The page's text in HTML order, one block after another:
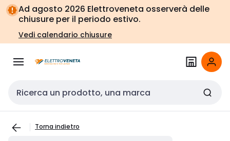
Vai alla
navigazione
Vai
alla
pagina
Ad agosto 2026 Elettroveneta osserverà delle
chiusure per il periodo estivo.
Vedi calendario chiusure
Cerca input
Torna indietro